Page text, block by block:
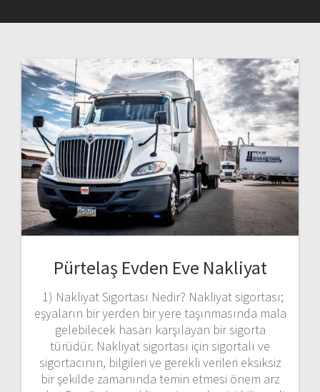
Pürtelaş Evden Eve Nakliyat
1) Nakliyat Sigortası Nedir? Nakliyat sigortası;
eşyaların bir yerden bir yere taşınmasında mala
gelebilecek hasarı karşılayan bir sigorta
türüdür. Nakliyat sigortası için sigortalı ve
sigortacının, bilgileri ve gerekli verileri eksiksiz
bir şekilde zamanında temin etmesi önem arz